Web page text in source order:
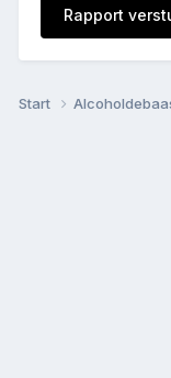
Rapport
Start